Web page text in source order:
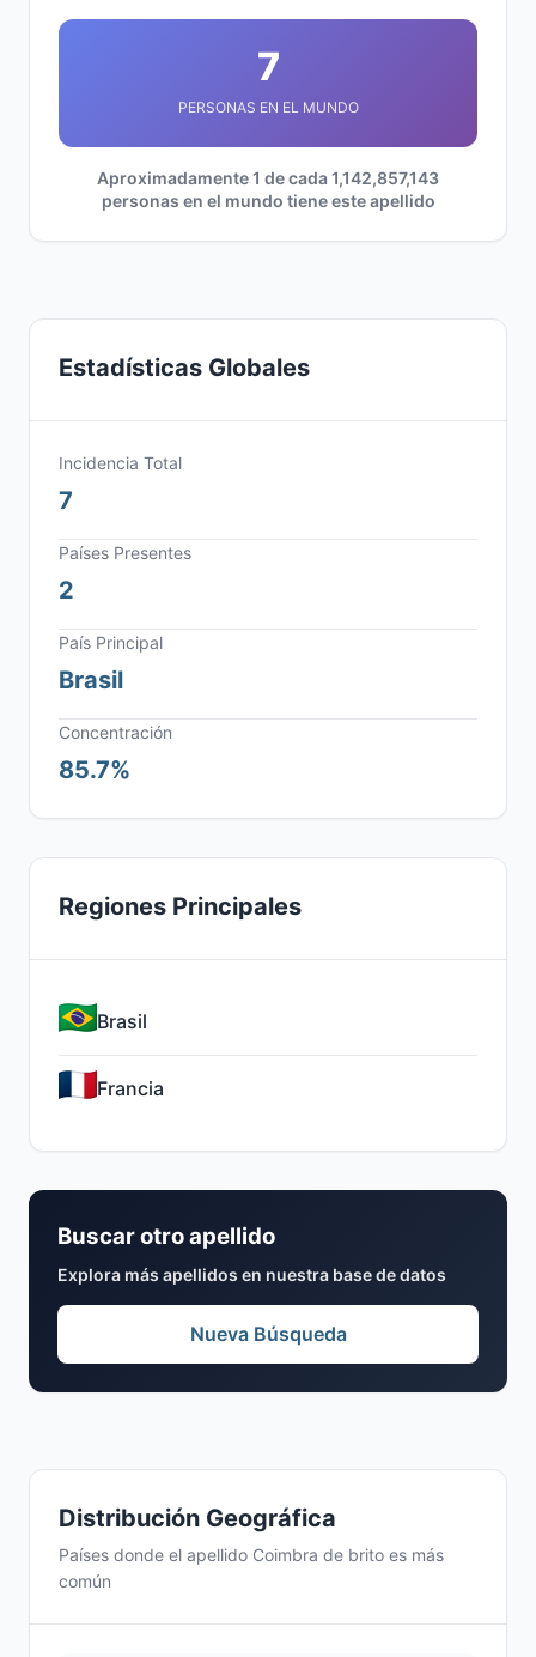
7
PERSONAS EN EL MUNDO
Aproximadamente 1 de cada 1,142,857,143
personas en el mundo tiene este apellido
Distribución Geográfica
Países donde el apellido Coimbra de brito es más
común
Estadísticas Globales
Incidencia Total
7
Países Presentes
2
País Principal
Brasil
Concentración
85.7%
Regiones Principales
Brasil
Francia
Buscar otro apellido
Explora más apellidos en nuestra base de datos
Nueva Búsqueda